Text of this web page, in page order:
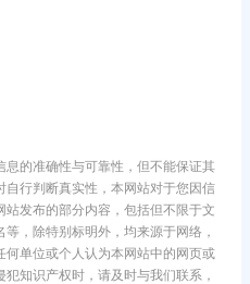
的准确性与可靠性，但不能保证其
行判断真实性，本网站对于您因信
发布的部分内容，包括但不限于文
，除特别标明外，均来源于网络，
单位或个人认为本网站中的网页或
知识产权时，请及时与我们联系，